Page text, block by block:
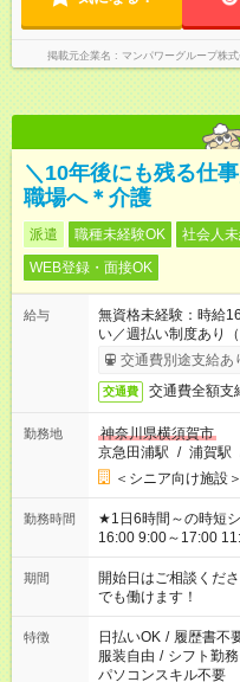
掲載元企業名 マンパワーグループ株
＼10年後にも残る仕
職場へ＊介護
派遣 職種未経験OK 社会人
WEB登録・面接OK
給与
無資格未経験：時
い／週払い制度あり
完了次第のお支払い
交通費別途支給あ
交通費 交通費全額
勤務地
神奈川県横須賀市
京急田浦駅 / 浦賀駅
＜シニア向け施設＞
勤務時間
★1日6時間～の時短シフトOK ★スタート時間
16:00 9:00～17:00 11:00～
場合、他のお仕事と
ん ※法令に基づき、
となります ※労働者
短時間・短期間の就
期間
開始日はご相談く
でも働けます！
特徴 日払いOK / 履歴書不
服装自由 / シフト勤務
パソコンスキル不要